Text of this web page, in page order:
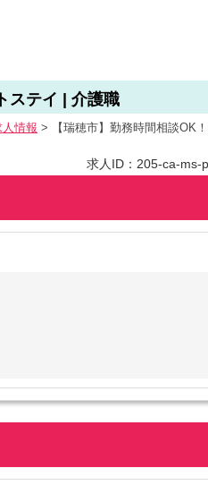
ステイ | 介護職
人情報 > 【瑞穂市】勤務時間相談OK
求人ID：205-ca-ms-